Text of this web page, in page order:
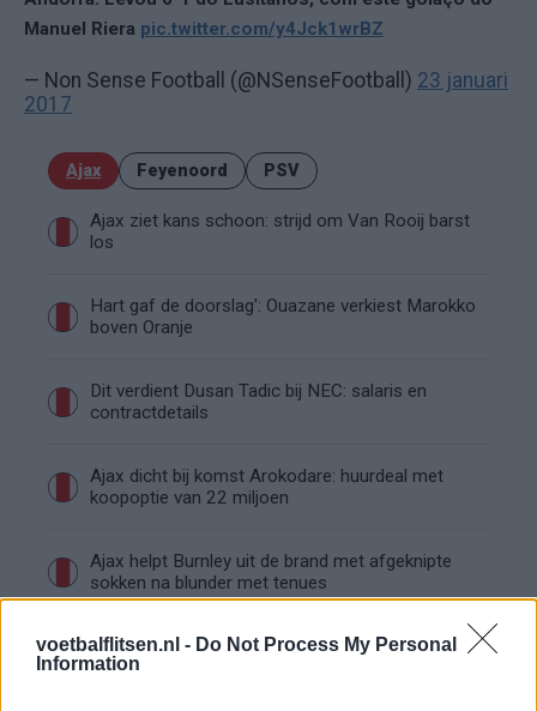
voetbalflitsen.nl - Do Not Process My Personal
Information
Manuel Riera pic.twitter.com/y4Jck1wrBZ
— Non Sense Football (@NSenseFootball) 23 januari
2017
Ajax Feyenoord PSV
Ajax ziet kans schoon: strijd om Van Rooij barst
los
Hart gaf de doorslag': Ouazane verkiest Marokko
boven Oranje
Dit verdient Dusan Tadic bij NEC: salaris en
contractdetails
Ajax dicht bij komst Arokodare: huurdeal met
koopoptie van 22 miljoen
Ajax helpt Burnley uit de brand met afgeknipte
sokken na blunder met tenues
Hakim Ziyech verhuurt opnieuw luxe
appartement op Amsterdamse Zuidas